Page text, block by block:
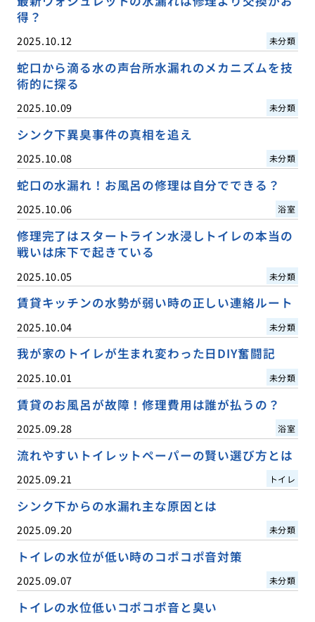
得？
2025.10.12 未分類
蛇口から滴る水の声台所水漏れのメカニズムを技
術的に探る
2025.10.09 未分類
シンク下異臭事件の真相を追え
2025.10.08 未分類
蛇口の水漏れ！お風呂の修理は自分でできる？
2025.10.06 浴室
修理完了はスタートライン水浸しトイレの本当の
戦いは床下で起きている
2025.10.05 未分類
賃貸キッチンの水勢が弱い時の正しい連絡ルート
2025.10.04 未分類
我が家のトイレが生まれ変わった日DIY奮闘記
2025.10.01 未分類
賃貸のお風呂が故障！修理費用は誰が払うの？
2025.09.28 浴室
流れやすいトイレットペーパーの賢い選び方とは
2025.09.21 トイレ
シンク下からの水漏れ主な原因とは
2025.09.20 未分類
トイレの水位が低い時のコポコポ音対策
2025.09.07 未分類
トイレの水位低いコポコポ音と臭い